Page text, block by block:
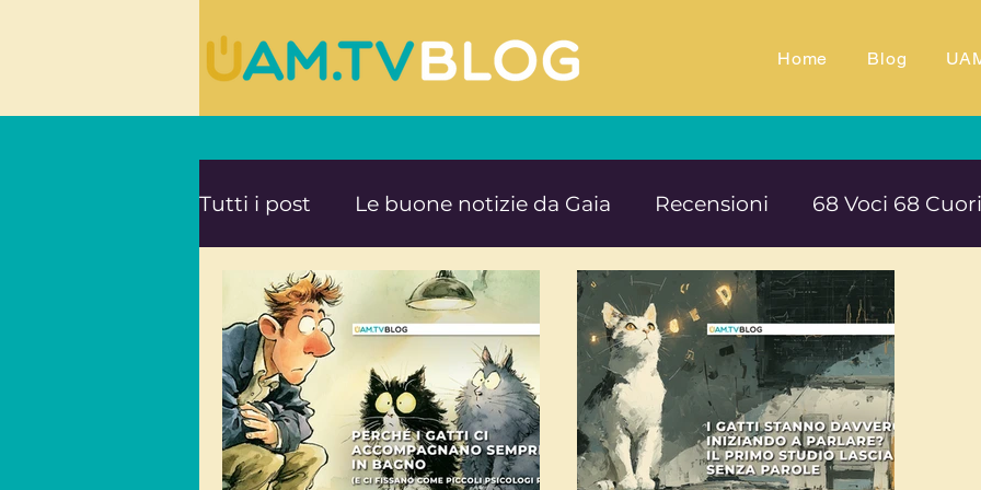
Home Blog
Tutti i post Le buone notizie da Gaia Recensioni 68 Voci 68 Cuori
Le ultime novità da UAM.TV Animali Ambiente Documentari
Mente e Spiritualità Impegno e denuncia sociale Equilibrio e
Viaggi consapevoli Arte cultura e solidarietà Educazione e